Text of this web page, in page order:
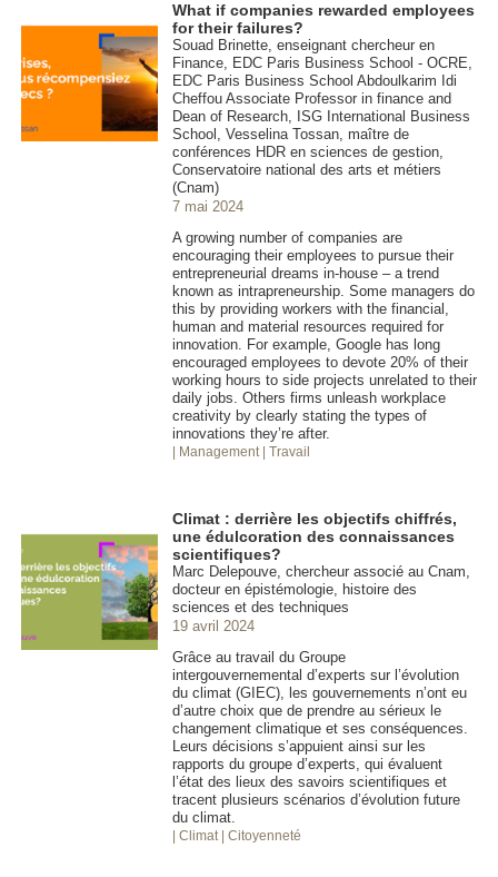
What if companies rewarded employees
for their failures?
Souad Brinette, enseignant chercheur en
Finance, EDC Paris Business School - OCRE,
EDC Paris Business School Abdoulkarim Idi
Cheffou Associate Professor in finance and
Dean of Research, ISG International Business
School, Vesselina Tossan, maître de
conférences HDR en sciences de gestion,
Conservatoire national des arts et métiers
(Cnam)
7 mai 2024
A growing number of companies are
encouraging their employees to pursue their
entrepreneurial dreams in-house – a trend
known as intrapreneurship. Some managers do
this by providing workers with the financial,
human and material resources required for
innovation. For example, Google has long
encouraged employees to devote 20% of their
working hours to side projects unrelated to their
daily jobs. Others firms unleash workplace
creativity by clearly stating the types of
innovations they’re after.
| Management | Travail
Climat : derrière les objectifs chiffrés,
une édulcoration des connaissances
scientifiques?
Marc Delepouve, chercheur associé au Cnam,
docteur en épistémologie, histoire des
sciences et des techniques
19 avril 2024
Grâce au travail du Groupe
intergouvernemental d’experts sur l’évolution
du climat (GIEC), les gouvernements n’ont eu
d’autre choix que de prendre au sérieux le
changement climatique et ses conséquences.
Leurs décisions s’appuient ainsi sur les
rapports du groupe d’experts, qui évaluent
l’état des lieux des savoirs scientifiques et
tracent plusieurs scénarios d’évolution future
du climat.
| Climat | Citoyenneté